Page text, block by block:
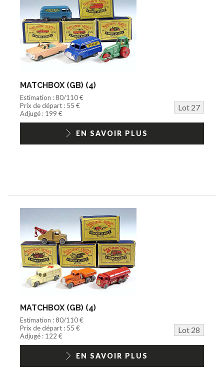
MATCHBOX (GB) (4)
Estimation : 80/110 €
Prix de départ : 55 €
Lot 27
Adjugé : 199 €
EN SAVOIR PLUS
MATCHBOX (GB) (4)
Estimation : 80/110 €
Prix de départ : 55 €
Lot 28
Adjugé : 122 €
EN SAVOIR PLUS